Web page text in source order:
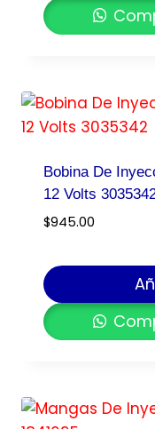
Bobina De
12 Volts
$945.00